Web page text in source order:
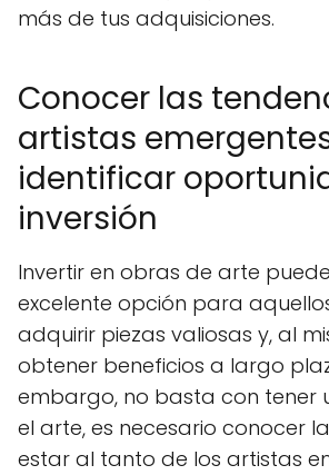
más de tus adquisiciones.
Conocer las
artistas
identificar
inversión
Invertir en obras de arte
excelente opción para
adquirir piezas valiosas y, al
obtener beneficios a largo
embargo, no basta con tener
el arte, es necesario conocer
estar al tanto de los artistas